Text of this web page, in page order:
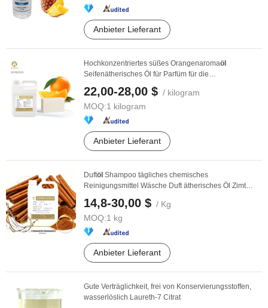
Anbieter Lieferant
Hochkonzentriertes süßes Orangenaromaöl
Seifenätherisches Öl für Parfüm für die
22,00-28,00 $ / kilogram
MOQ:1 kilogram
Anbieter Lieferant
Duftöl Shampoo tägliches chemisches
Reinigungsmittel Wäsche Duft ätherisches Öl Zimt
14,8-30,00 $ / Kg
MOQ:1 kg
Anbieter Lieferant
Gute Verträglichkeit, frei von Konservierungsstoffen,
wasserlöslich Laureth-7 Citrat